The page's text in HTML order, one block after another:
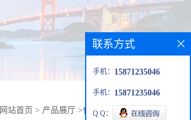
网站首页 > 产品展厅 >化工 > 无水硫酸铜
联系方式
手机： 15871235046
手机： 15871235046
Q Q：